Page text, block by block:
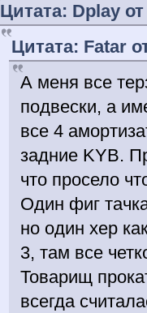
Цитата: Dplay
Цитата: Fatar
А меня все
подвески, а
все 4
задние KYB.
что просело
Один фиг
но один хер
3, там все
Товарищ
всегда